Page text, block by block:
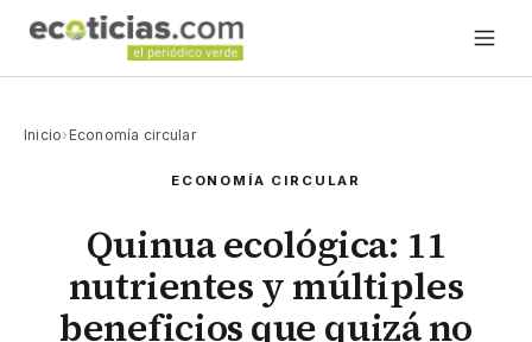
Inicio› Economía circular
ECONOMÍA CIRCULAR
Quinua ecológica: 11
nutrientes y múltiples
beneficios que quizá no